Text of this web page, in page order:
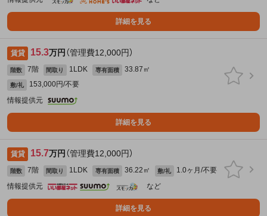
詳細を見る
賃貸 15.3万円 （管理費12,000円）
階数 7階 間取り 1LDK 専有面積 33.87㎡
敷/礼
153,000円/不要
情報提供元
詳細を見る
賃貸 15.7万円 （管理費12,000円）
階数 7階 間取り 1LDK 専有面積 36.22㎡ 敷/礼
1.0ヶ月/不要
情報提供元
など
詳細を見る